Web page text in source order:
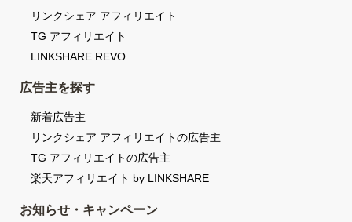
リンクシェア アフィリエイト
TG アフィリエイト
LINKSHARE REVO
広告主を探す
新着広告主
リンクシェア アフィリエイトの広告主
TG アフィリエイトの広告主
楽天アフィリエイト by LINKSHARE
お知らせ・キャンペーン